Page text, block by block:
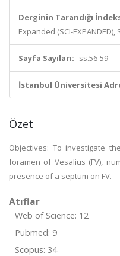
Derginin Tarandığı
Expanded (SCI-EXPANDED),
Sayfa Sayıları: ss.56-59
İstanbul Üniversitesi
Özet
Objectives: To investigate
foramen of Vesalius (FV),
presence of a septum on FV.
Atıflar
Web of Science: 12
Pubmed: 9
Scopus: 34